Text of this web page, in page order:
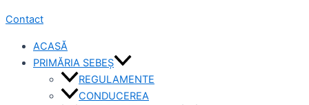
Contact
ACASĂ
PRIMĂRIA SEBEȘ
REGULAMENTE
CONDUCEREA